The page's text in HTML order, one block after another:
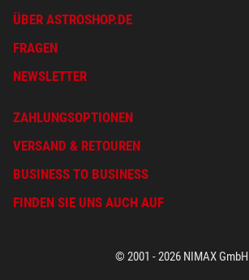
ÜBER ASTROSHOP.DE
FRAGEN
NEWSLETTER
ZAHLUNGSOPTIONEN
VERSAND & RETOUREN
BUSINESS TO BUSINESS
FINDEN SIE UNS AUCH AUF
© 2001 - 2026 NIMAX GmbH